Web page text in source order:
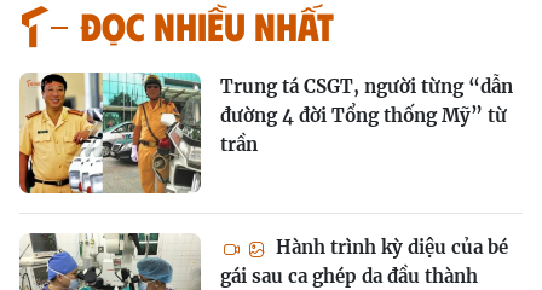
Đọc nhiều nhất
Trung tá CSGT, người từng “dẫn
đường 4 đời Tổng thống Mỹ” từ
trần
Hành trình kỳ diệu của bé
gái sau ca ghép da đầu thành